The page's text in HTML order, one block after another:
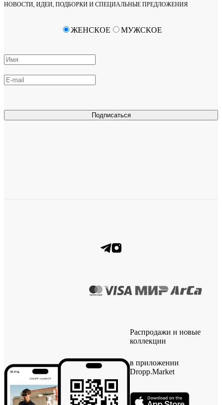
НОВОСТИ, ИДЕИ, ПОДБОРКИ И СПЕЦИАЛЬНЫЕ ПРЕДЛОЖЕНИЯ
Подписаться
ЖЕНСКОЕ МУЖСКОЕ
Распродажи и новые
коллекции
в приложении
Dropp.Market